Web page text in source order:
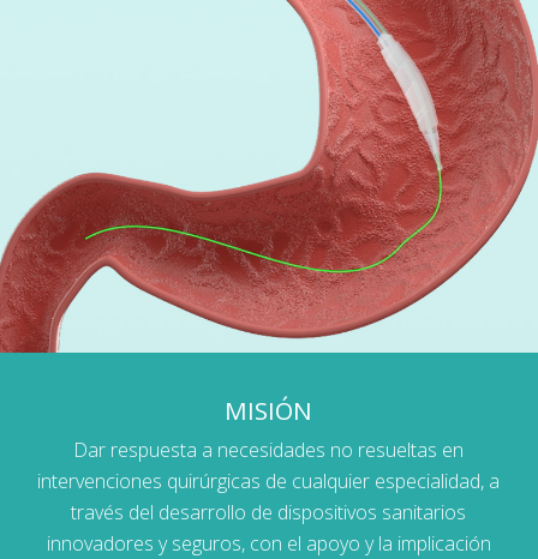
MISIÓN
Dar respuesta a necesidades no resueltas en
intervenciones quirúrgicas de cualquier especialidad, a
través del desarrollo de dispositivos sanitarios
innovadores y seguros, con el apoyo y la implicación